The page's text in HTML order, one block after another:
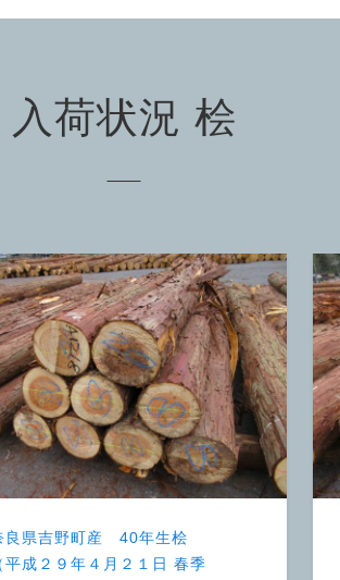
入荷状況 桧
良県吉野町産 40年生桧
平成２９年４月２１日 春季